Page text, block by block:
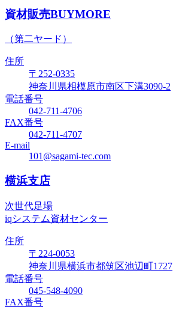
資材販売BUYMORE
（第二ヤード）
住所
〒252-0335
神奈川県相模原市南区下溝3090-2
電話番号
042-711-4706
FAX番号
042-711-4707
E-mail
101@sagami-tec.com
横浜支店
次世代足場
iqシステム資材センター
住所
〒224-0053
神奈川県横浜市都筑区池辺町1727
電話番号
045-548-4090
FAX番号